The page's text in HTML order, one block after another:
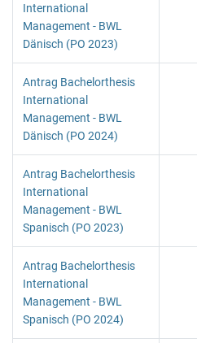
International
Management - BWL
Dänisch (PO 2023)
Antrag Bachelorthesis
International
Management - BWL
Dänisch (PO 2024)
Antrag Bachelorthesis
International
Management - BWL
Spanisch (PO 2023)
Antrag Bachelorthesis
International
Management - BWL
Spanisch (PO 2024)